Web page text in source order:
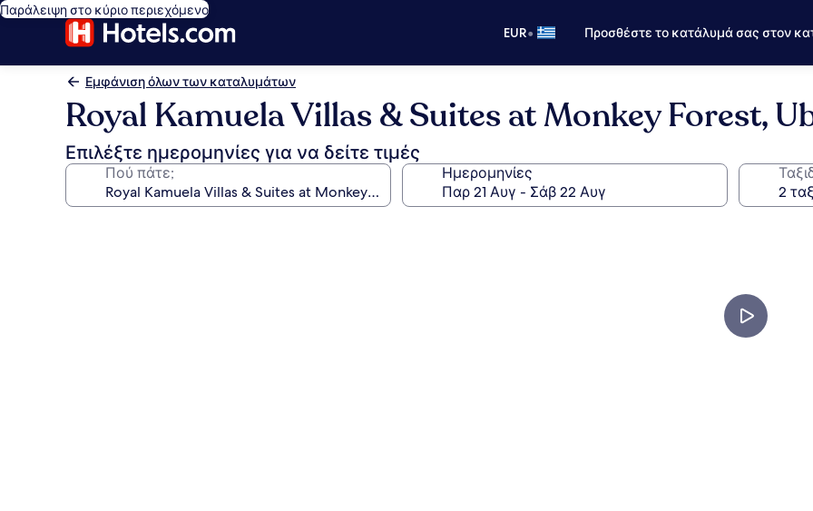
Παράλειψη στο κύριο περιεχόμενο
EUR• Προσθέστε το κατάλυμά σας στον
Εμφάνιση όλων των καταλυμάτων
Royal Kamuela Villas & Suites at Monkey Forest,
Επιλέξτε ημερομηνίες για να δείτε τιμές
Πού πάτε; Ημερομηνίες